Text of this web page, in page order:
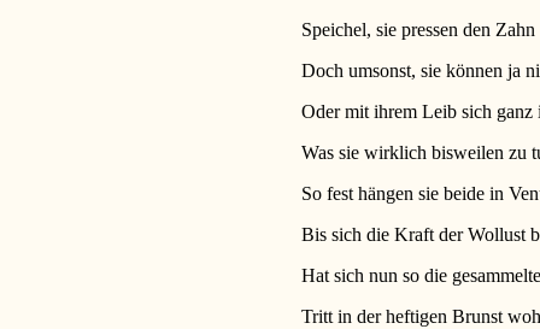
Speichel, sie pressen den
Doch umsonst, sie können ja
Oder mit ihrem Leib sich ganz
Was sie wirklich bisweilen zu
So fest hängen sie beide in
Bis sich die Kraft der Wollust
Hat sich nun so die
Tritt in der heftigen Brunst